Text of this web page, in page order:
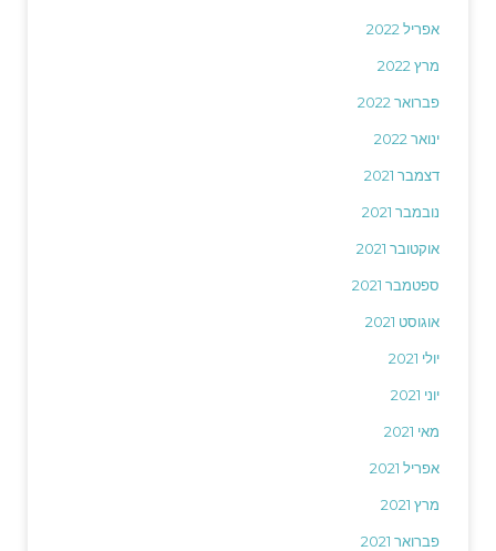
אפריל 2022
מרץ 2022
פברואר 2022
ינואר 2022
דצמבר 2021
נובמבר 2021
אוקטובר 2021
ספטמבר 2021
אוגוסט 2021
יולי 2021
יוני 2021
מאי 2021
אפריל 2021
מרץ 2021
פברואר 2021